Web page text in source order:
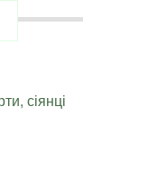
сіянці